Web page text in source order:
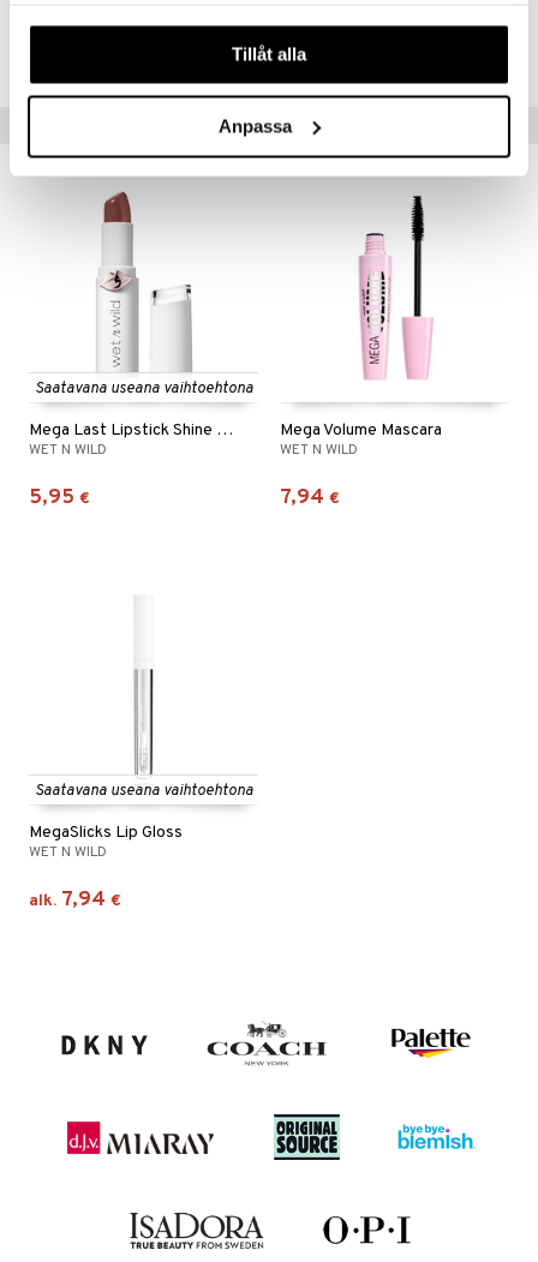
våra cookies vid fortsatt användande av vår webbplats.
Tillåt alla
Anpassa
Tuotenumero
Vinkkejä sinulle
Saatavana useana vaihtoehtona
Mega Last Lipstick Shine Finish
WET N WILD
5,95 €
Mega Volume Mascara
WET N WILD
7,94 €
Saatavana useana vaihtoehtona
MegaSlicks Lip Gloss
WET N WILD
alk. 7,94 €